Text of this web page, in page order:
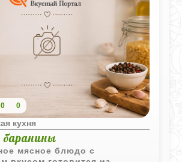
0 0
кухня
баранины
мясное блюдо с